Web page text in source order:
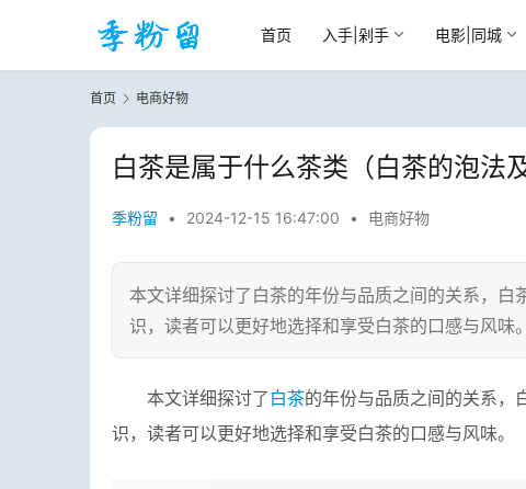
首页 入手|剁手 电影|同城
首页 电商好物
白茶是属于什么茶类（白茶的泡法
季粉留 • 2024-12-15 16:47:00 • 电商好物
本文详细探讨了白茶的年份与品质之间的关系，
识，读者可以更好地选择和享受白茶的口感与风味。
本文详细探讨了 白茶的年份与品质之间的关系，
识，读者可以更好地选择和享受白茶的口感与风味。